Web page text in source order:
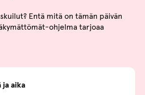
Entä mitä on tämän päivän
ohjelma tarjoaa
ja aika